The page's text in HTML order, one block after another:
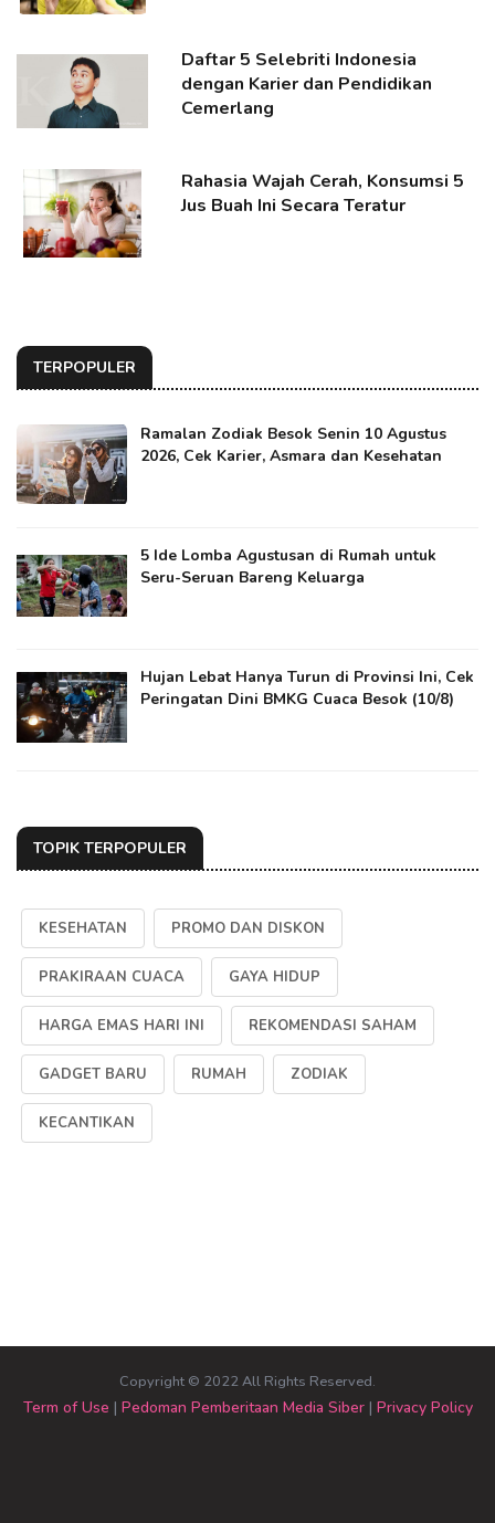
Daftar 5 Selebriti Indonesia
dengan Karier dan Pendidikan
Cemerlang
Rahasia Wajah Cerah, Konsumsi 5
Jus Buah Ini Secara Teratur
TERPOPULER
Ramalan Zodiak Besok Senin 10 Agustus
2026, Cek Karier, Asmara dan Kesehatan
5 Ide Lomba Agustusan di Rumah untuk
Seru-Seruan Bareng Keluarga
Hujan Lebat Hanya Turun di Provinsi Ini, Cek
Peringatan Dini BMKG Cuaca Besok (10/8)
TOPIK TERPOPULER
KESEHATAN PROMO DAN DISKON
PRAKIRAAN CUACA GAYA HIDUP
HARGA EMAS HARI INI REKOMENDASI SAHAM
GADGET BARU RUMAH ZODIAK
KECANTIKAN
Copyright © 2022 All Rights Reserved.
Term of Use | Pedoman Pemberitaan Media Siber| Privacy Policy